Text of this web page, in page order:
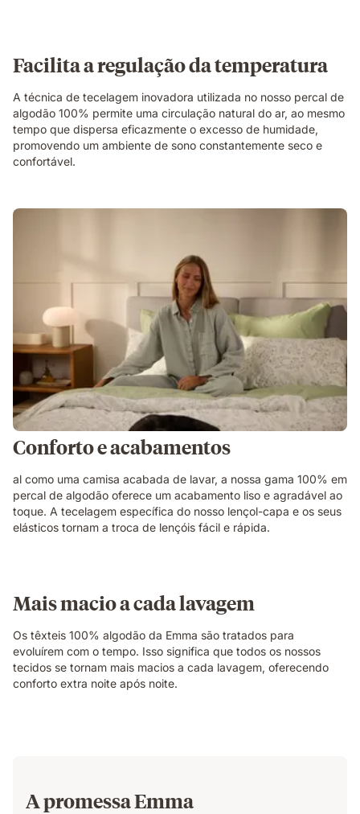
Facilita a regulação da temperatura
A técnica de tecelagem inovadora utilizada no nosso percal de
algodão 100% permite uma circulação natural do ar, ao mesmo
tempo que dispersa eficazmente o excesso de humidade,
promovendo um ambiente de sono constantemente seco e
confortável.
Conforto e acabamentos
al como uma camisa acabada de lavar, a nossa gama 100% em
percal de algodão oferece um acabamento liso e agradável ao
toque. A tecelagem específica do nosso lençol-capa e os seus
elásticos tornam a troca de lençóis fácil e rápida.
Mais macio a cada lavagem
Os têxteis 100% algodão da Emma são tratados para
evoluírem com o tempo. Isso significa que todos os nossos
tecidos se tornam mais macios a cada lavagem, oferecendo
conforto extra noite após noite.
A promessa Emma